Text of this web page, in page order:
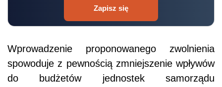
Zapisz się
Wprowadzenie proponowanego zwolnienia
spowoduje z pewnością zmniejszenie wpływów
do budżetów jednostek samorządu